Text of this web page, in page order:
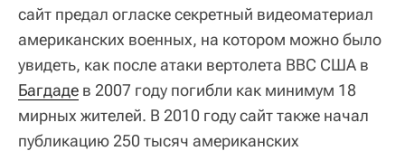
сайт предал огласке секретный видеоматериал
американских военных, на котором можно было
увидеть, как после атаки вертолета ВВС США в
Багдаде в 2007 году погибли как минимум 18
мирных жителей. В 2010 году сайт также начал
публикацию 250 тысяч американских